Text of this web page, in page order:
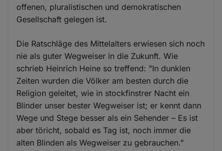
offenen, pluralistischen und demokratischen
Gesellschaft gelegen ist.
Die Ratschläge des Mittelalters erwiesen sich noch
nie als guter Wegweiser in die Zukunft. Wie
schrieb Heinrich Heine so treffend: "In dunklen
Zeiten wurden die Völker am besten durch die
Religion geleitet, wie in stockfinstrer Nacht ein
Blinder unser bester Wegweiser ist; er kennt dann
Wege und Stege besser als ein Sehender – Es ist
aber töricht, sobald es Tag ist, noch immer die
alten Blinden als Wegweiser zu gebrauchen."